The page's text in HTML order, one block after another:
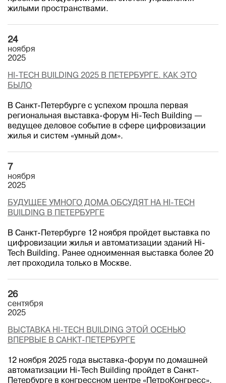
жилыми пространствами.
24
ноября
2025
HI-TECH BUILDING 2025 В ПЕТЕРБУРГЕ. КАК ЭТО
БЫЛО
В Санкт-Петербурге с успехом прошла первая
региональная выставка-форум Hi-Tech Building —
ведущее деловое событие в сфере цифровизации
жилья и систем «умный дом».
7
ноября
2025
БУДУЩЕЕ УМНОГО ДОМА ОБСУДЯТ НА HI-TECH
BUILDING В ПЕТЕРБУРГЕ
В Санкт-Петербурге 12 ноября пройдет выставка по
цифровизации жилья и автоматизации зданий Hi-
Tech Building. Ранее одноименная выставка более 20
лет проходила только в Москве.
26
сентября
2025
ВЫСТАВКА HI-TECH BUILDING ЭТОЙ ОСЕНЬЮ
ВПЕРВЫЕ В САНКТ-ПЕТЕРБУРГЕ
12 ноября 2025 года выставка-форум по домашней
автоматизации Hi-Tech Building пройдет в Санкт-
Петербурге в конгрессном центре «ПетроКонгресс».